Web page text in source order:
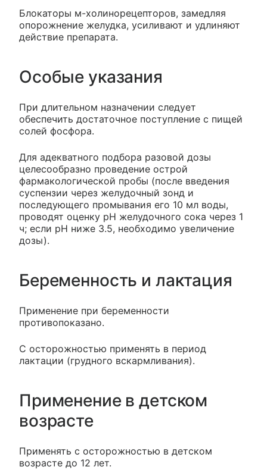
Блокаторы м-холинорецепторов, замедляя
опорожнение желудка, усиливают и удлиняют
действие препарата.
Особые указания
При длительном назначении следует
обеспечить достаточное поступление с пищей
солей фосфора.
Для адекватного подбора разовой дозы
целесообразно проведение острой
фармакологической пробы (после введения
суспензии через желудочный зонд и
последующего промывания его 10 мл воды,
проводят оценку pH желудочного сока через 1
ч; если pH ниже 3.5, необходимо увеличение
дозы).
Беременность и лактация
Применение при беременности
противопоказано.
С осторожностью применять в период
лактации (грудного вскармливания).
Применение в детском
возрасте
Применять с осторожностью в детском
возрасте до 12 лет.